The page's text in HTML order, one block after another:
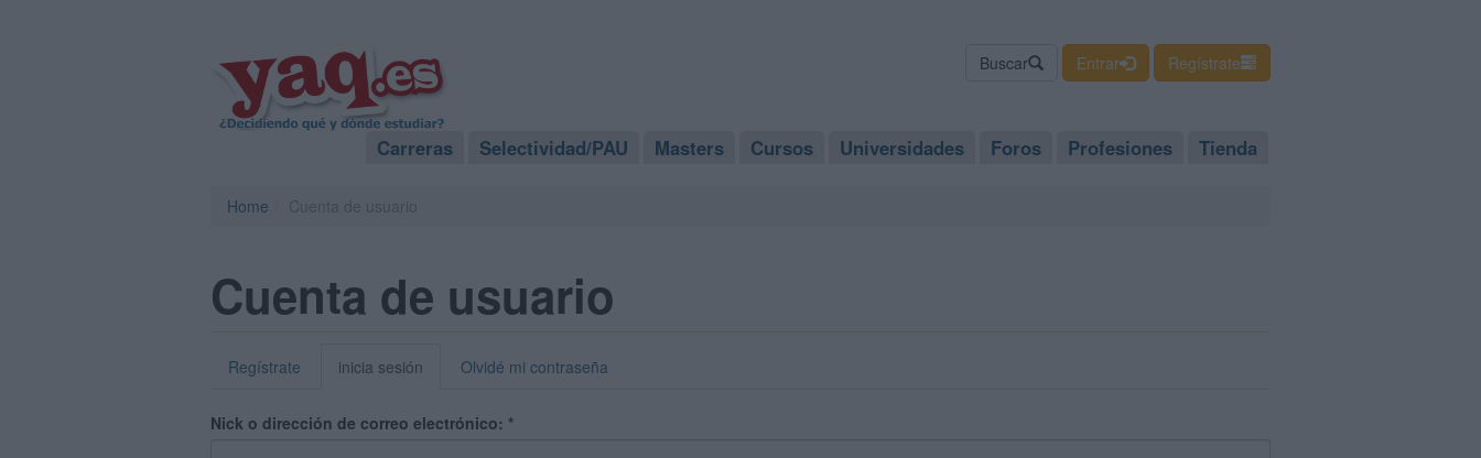
Buscar Entrar Regístrate
Carreras Selectividad/PAU Masters Cursos Universidades Foros Profesiones Tienda
Home
Cuenta de usuario
Regístrate inicia sesión Olvidé mi contraseña
Nick o dirección de correo electrónico: *